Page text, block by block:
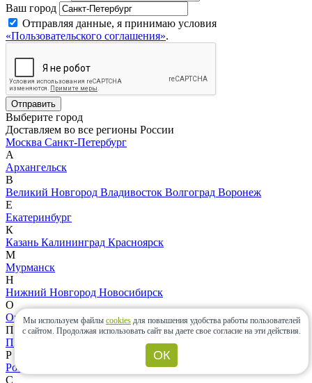
Ваш город
Отправляя данные, я принимаю условия
«Пользовательского соглашения».
Отправить
Выберите город
Доставляем во все регионы России
Москва Санкт-Петербург
А
Архангельск
В
Великий Новгород Владивосток Волгоград Воронеж
Е
Екатеринбург
К
Казань Калининград Красноярск
М
Мурманск
Н
Нижний Новгород Новосибирск
О
Омск
П
Пермь
Р
Ростов-на-Дону
С
Мы используем файлы cookies для повышения удобства работы пользователей
с сайтом. Продолжая использовать сайт вы даете свое согласие на эти действия.
ОК